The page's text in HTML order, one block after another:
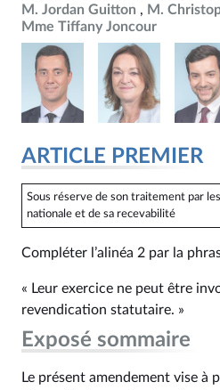
M. Jordan Guitton
M.
Mme Tiffany Joncour
ARTICLE PREMIER
Sous réserve de son traitement par
nationale et de sa recevabilité
Compléter l’alinéa 2 par la
« Leur exercice ne peut être
revendication statutaire. »
Exposé sommaire
Le présent amendement vise à